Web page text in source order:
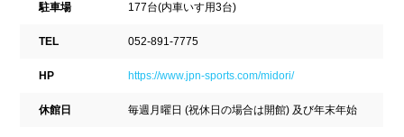
駐車場 177台(内車いす用3台)
TEL 052-891-7775
HP https://www.jpn-sports.com/midori/
休館日 毎週月曜日 (祝休日の場合は開館) 及び年末年始
兵庫県 奈良県
中国
駐車場 駐輪場
キャッシュレス決済 多目的トイレ